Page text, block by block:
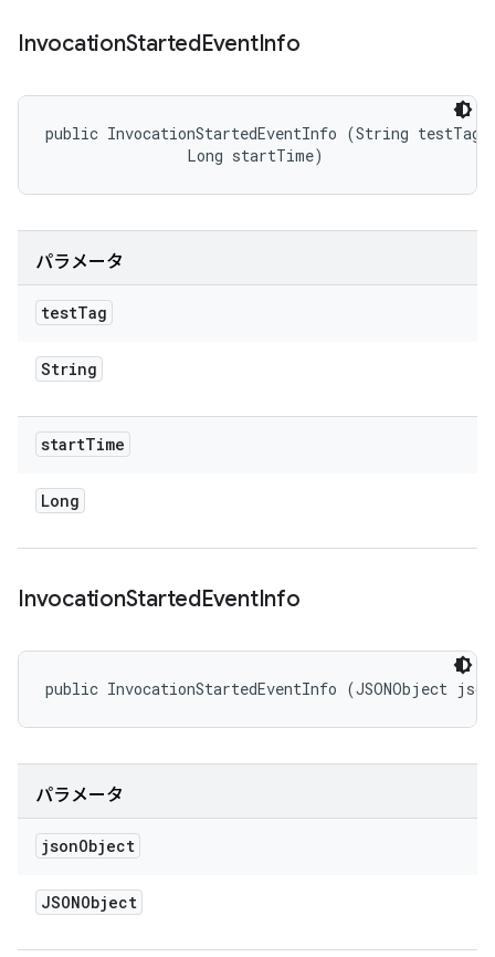
InvocationStartedEventInfo
public InvocationStartedEventInfo (String
                Long startTime)
パラメータ
testTag
String
startTime
Long
InvocationStartedEventInfo
public InvocationStartedEventInfo (JSONObject
パラメータ
jsonObject
JSONObject